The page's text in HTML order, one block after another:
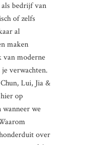
bedrijf van
of zelfs
al
maken
van moderne
verwachten.
Lui, Jia &
op
wanneer we
over